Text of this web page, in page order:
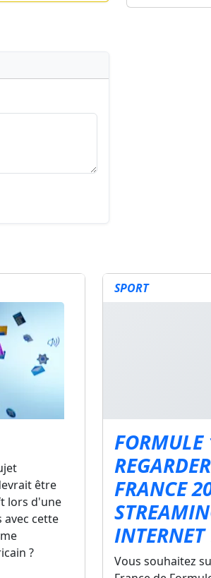
être
lors d'une
avec cette
?
SPORT
FRANCE
INTERNET
Vous souhaitez